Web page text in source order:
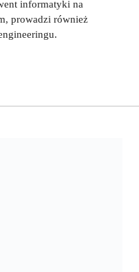
informatyki na
prowadzi również